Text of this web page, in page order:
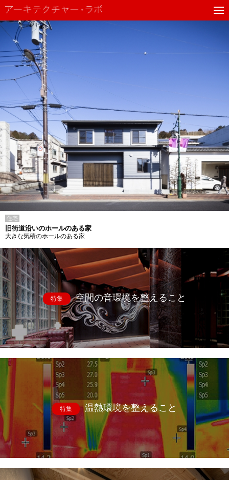
住宅
旧街道沿いのホールのある家
大きな気積のホールのある家
特集 空間の音環境を整えること
特集 温熱環境を整えること